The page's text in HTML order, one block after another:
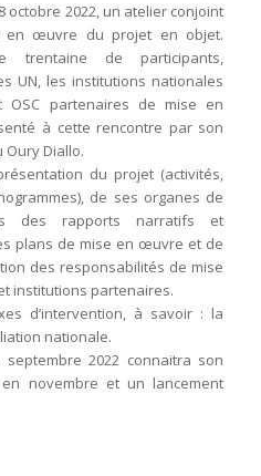
octobre 2022, un atelier conjoint
en œuvre du projet en objet.
trentaine de participants,
UN, les institutions nationales
OSC partenaires de mise en
à cette rencontre par son
Oury Diallo.
du projet (activités,
de ses organes de
des rapports narratifs et
plans de mise en œuvre et de
des responsabilités de mise
institutions partenaires.
d’intervention, à savoir : la
nationale.
2022 connaitra son
novembre et un lancement